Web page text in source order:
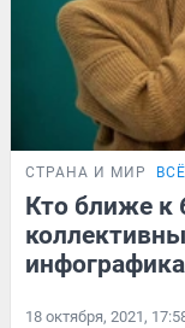
СТРАНА И МИР
Кто ближе к
инфографика
18 октября, 2021,